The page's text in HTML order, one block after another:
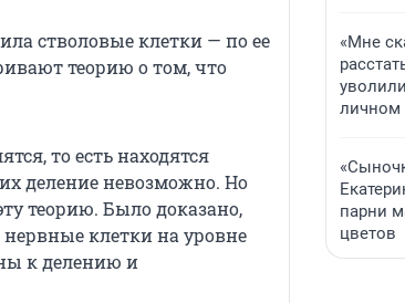
стволовые клетки — по ее
теорию о том, что
то есть находятся
деление невозможно. Но
теорию. Было доказано,
клетки на уровне
к делению и
«Мне
личном
парни
цветов